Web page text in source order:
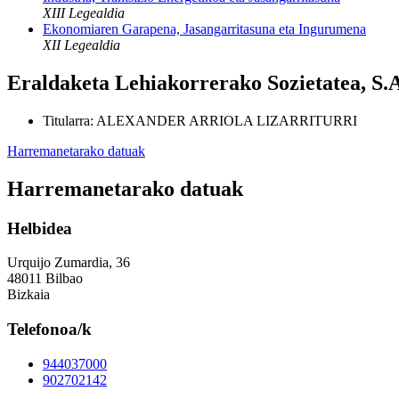
XIII Legealdia
Ekonomiaren Garapena, Jasangarritasuna eta Ingurumena
XII Legealdia
Eraldaketa Lehiakorrerako Sozietatea,
Titularra: ALEXANDER ARRIOLA LIZARRITURRI
Harremanetarako datuak
Harremanetarako datuak
Helbidea
Urquijo Zumardia, 36
48011 Bilbao
Bizkaia
Telefonoa/k
944037000
902702142